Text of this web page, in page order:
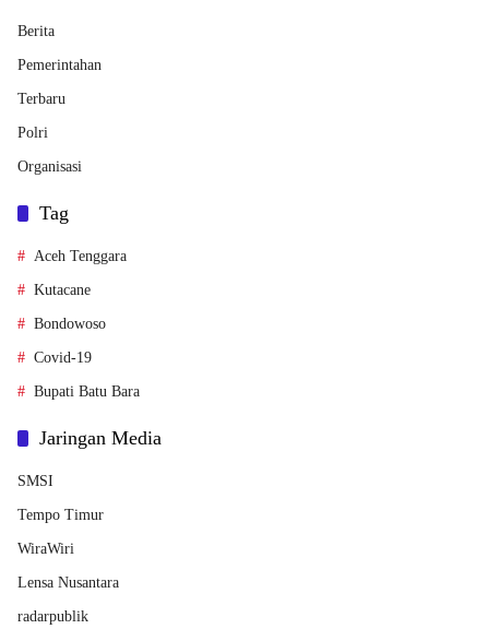
Berita
Pemerintahan
Terbaru
Polri
Organisasi
Tag
Aceh Tenggara
Kutacane
Bondowoso
Covid-19
Bupati Batu Bara
Jaringan Media
SMSI
Tempo Timur
WiraWiri
Lensa Nusantara
radarpublik